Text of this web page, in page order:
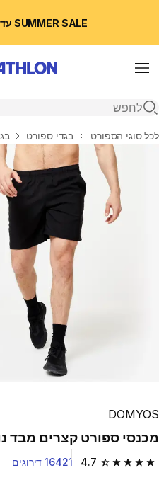
SUMMER SALE עד 50% הנחה 🛍️
Menu
פתיחת חיפוש
בית
לכל סוגי הספורט בגדי ספורט
Play Video
DOMYOS
מכנסי ספורט קצרים מבד
4.7 4.7 out of 5 stars from 16421 reviews 16421 דירוגים